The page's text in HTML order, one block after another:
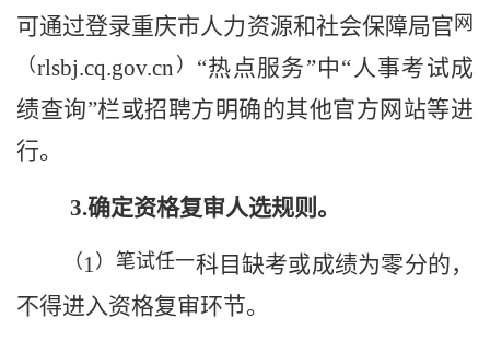
可通过登录重庆市人力资源和社会保障局官 网
（rlsbj.cq.gov.cn ） “热点服务”中“人事考试成
绩查询”栏或招聘方明确的其他官方网站等进
行。
3.确定资格复审人选规则。
（ 1）笔试任一科目缺考或成绩为零分的，
不得进入资格复审环节。